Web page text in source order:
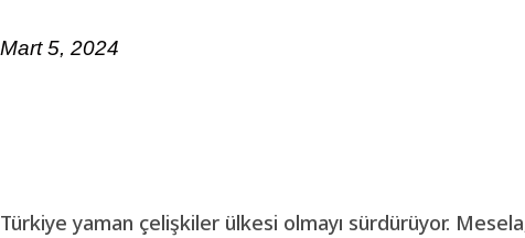
Mart 5, 2024
Türkiye yaman çelişkiler ülkesi olmayı sürdürüyor. Mesela,